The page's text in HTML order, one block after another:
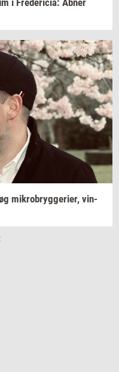
mi­kro­bryg­ge­ri­er, vin­